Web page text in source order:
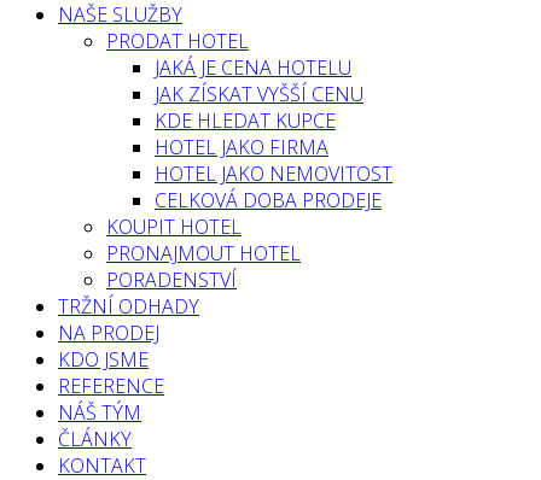
NAŠE SLUŽBY
PRODAT HOTEL
JAKÁ JE CENA HOTELU
JAK ZÍSKAT VYŠŠÍ CENU
KDE HLEDAT KUPCE
HOTEL JAKO FIRMA
HOTEL JAKO NEMOVITOST
CELKOVÁ DOBA PRODEJE
KOUPIT HOTEL
PRONAJMOUT HOTEL
PORADENSTVÍ
TRŽNÍ ODHADY
NA PRODEJ
KDO JSME
REFERENCE
NÁŠ TÝM
ČLÁNKY
KONTAKT